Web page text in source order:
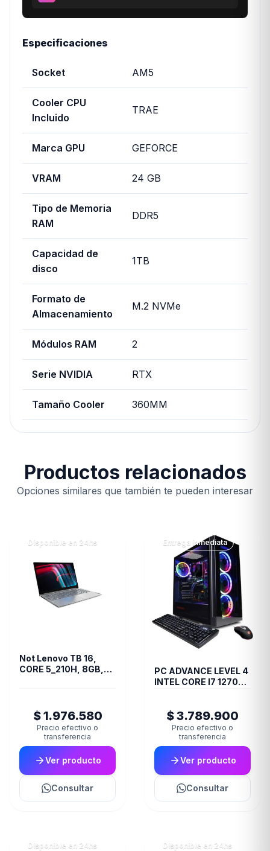
Especificaciones
Socket AM5
Cooler CPU
Incluido
TRAE
Marca GPU GEFORCE
VRAM 24 GB
Tipo de Memoria
RAM
DDR5
Capacidad de
disco
1TB
Formato de
Almacenamiento
M.2 NVMe
Módulos RAM 2
Serie NVIDIA RTX
Tamaño Cooler 360MM
Productos relacionados
Opciones similares que también te pueden interesar
Disponible en 24hs
Not Lenovo TB 16,
CORE 5_210H, 8GB,
$ 1.976.580
Precio efectivo o
transferencia
Ver producto
Consultar
Entrega inmediata
PC ADVANCE LEVEL 4
INTEL CORE I7 12700F
$ 3.789.900
Precio efectivo o
transferencia
Ver producto
Consultar
Disponible en 24hs Disponible en 24hs